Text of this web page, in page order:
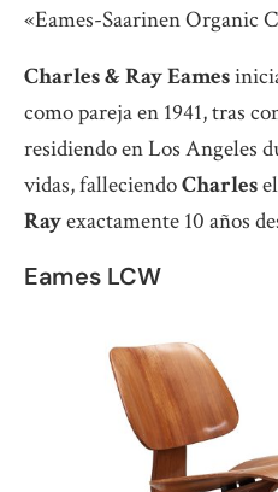
«Eames-Saarinen Organic
Charles & Ray Eames
como pareja en 1941, tras
residiendo en Los Angeles
vidas, falleciendoCharles
Rayexactamente 10 años
Eames LCW